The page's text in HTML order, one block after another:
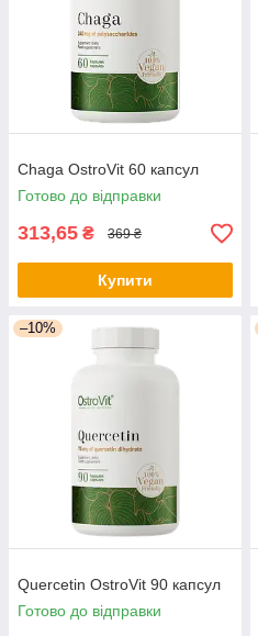
Chaga OstroVit 60 капсул
Готово до відправки
313,65 ₴ 369 ₴
Купити
–10%
Quercetin OstroVit 90 капсул
Готово до відправки